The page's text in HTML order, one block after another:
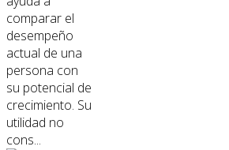
comparar el
desempeño
actual de una
persona con
su potencial de
crecimiento. Su
utilidad no
cons...